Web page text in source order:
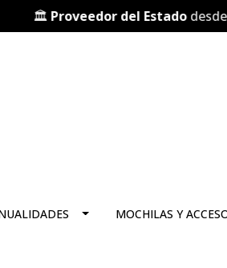
Proveedor del Estadodesde
MOCHILAS Y